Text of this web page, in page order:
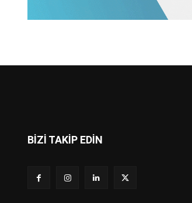
BİZİ TAKİP EDİN